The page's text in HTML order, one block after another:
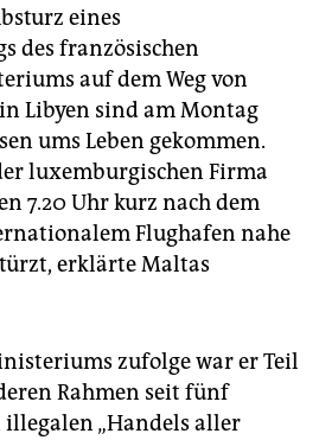
eines
des französischen
auf dem Weg von
Libyen sind am Montag
ums Leben gekommen.
luxemburgischen Firma
7.20 Uhr kurz nach dem
Flughafen nahe
erklärte Maltas
zufolge war er Teil
Rahmen seit fünf
„Handels aller